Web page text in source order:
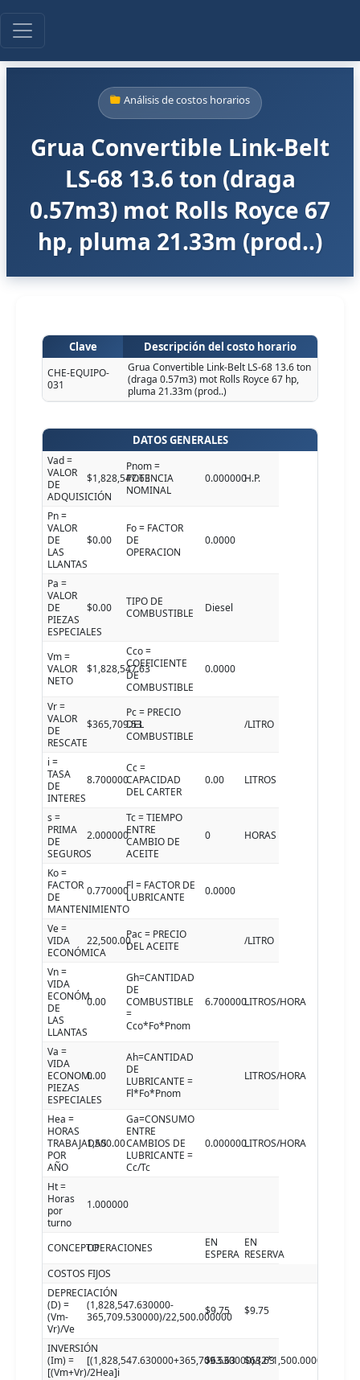
Análisis de costos horarios
Grua Convertible Link-Belt
LS-68 13.6 ton (draga
0.57m3) mot Rolls Royce 67
hp, pluma 21.33m (prod..)
Clave Descripción del costo horario
CHE-EQUIPO-
031
Grua Convertible Link-Belt LS-68 13.6 ton
(draga 0.57m3) mot Rolls Royce 67 hp,
pluma 21.33m (prod..)
DATOS GENERALES
Vad =
VALOR
DE
ADQUISICIÓN
$1,828,547.63
Pnom =
POTENCIA
NOMINAL
0.000000H.P.
Pn =
VALOR
DE
LAS
LLANTAS
$0.00
Fo = FACTOR
DE
OPERACION
0.0000
Pa =
VALOR
DE
PIEZAS
ESPECIALES
$0.00
TIPO DE
COMBUSTIBLE
Diesel
Vm =
VALOR
NETO
$1,828,547.63
Cco =
COEFICIENTE
DE
COMBUSTIBLE
0.0000
Vr =
VALOR
DE
RESCATE
$365,709.53
Pc = PRECIO
DEL
COMBUSTIBLE
/LITRO
i =
TASA
DE
INTERES
8.700000
Cc =
CAPACIDAD
DEL CARTER
0.00 LITROS
s =
PRIMA
DE
SEGUROS
2.000000
Tc = TIEMPO
ENTRE
CAMBIO DE
ACEITE
0 HORAS
Ko =
FACTOR
DE
MANTENIMIENTO
0.770000Fl = FACTOR DE
LUBRICANTE
0.0000
Ve =
VIDA
ECONÓMICA
22,500.00Pac = PRECIO
DEL ACEITE
/LITRO
Vn =
VIDA
ECONÓM.
DE
LAS
LLANTAS
0.00
Gh=CANTIDAD
DE
COMBUSTIBLE
=
Cco*Fo*Pnom
6.700000LITROS/HORA
Va =
VIDA
ECONOM.
PIEZAS
ESPECIALES
0.00
Ah=CANTIDAD
DE
LUBRICANTE =
Fl*Fo*Pnom
LITROS/HORA
Hea =
HORAS
TRABAJADAS
POR
AÑO
1,500.00
Ga=CONSUMO
ENTRE
CAMBIOS DE
LUBRICANTE =
Cc/Tc
0.000000LITROS/HORA
Ht =
Horas
por
turno
1.000000
CONCEPTOOPERACIONES
EN
ESPERA
EN
RESERVA
COSTOS FIJOS
DEPRECIACIÓN
(D) =
(Vm-
Vr)/Ve
(1,828,547.630000-
365,709.530000)/22,500.000000
$9.75 $9.75
INVERSIÓN
(Im) =
[(Vm+Vr)/2Hea]i
[(1,828,547.630000+365,709.530000)/
$63.63 $63.63